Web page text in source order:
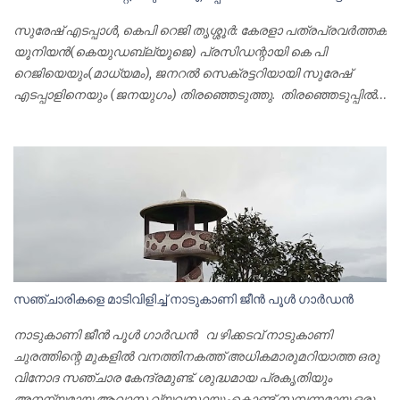
ജില്ലാസെക്രട്ടറി വി പി നിസാർ,പ്രസിഡന്റ് എസ് മഹേഷ്
കുമാർ തുടങ്ങിയ ഭാരവാഹികൾ ചുമതലയേറ്റു. കെ പി ഒ
റഹ്മത്തുള്ള, വി അജയകുമാര്‍,ഷെറിന്‍ മുഹമ്മദ്, ജിജോ ജോര്‍ജ്ജ്,
പി ഷംസുദ്ദീന്‍, റസാഖ് മഞ്ചേരി, വി കെ രഘുപ്രസാദ്, സി കൃപ...
സുരേഷ് എടപ്പാൾ, കെപി റെജി തൃശ്ശൂര്‍: കേരളാ പത്രപ്രവര്‍ത്തക
യൂനിയന്‍(കെയുഡബ്ല്യൂജെ) പ്രസിഡന്റായി കെ പി
റെജിയെയും(മാധ്യമം), ജനറല്‍ സെക്രട്ടറിയായി സുരേഷ്
എടപ്പാളിനെയും (ജനയുഗം) തിരഞ്ഞെടുത്തു. തിരഞ്ഞെടുപ്പില്‍
സുരേഷ് എടപ്പാള്‍ വിജയിച്ചത്.
സഞ്ചാരികളെ മാടിവിളിച്ച് നാടുകാണി ജീന്‍ പൂള്‍ ഗാര്‍ഡന്‍
നാടുകാണി ജീന്‍ പൂള്‍ ഗാര്‍ഡന്‍ വ ഴിക്കടവ് നാടുകാണി
ചുരത്തിന്റെ മുകളില്‍ വനത്തിനകത്ത് അധികമാരുമറിയാത്ത ഒരു
വിനോദ സഞ്ചാര കേന്ദ്രമുണ്ട്. ശുദ്ധമായ പ്രകൃതിയും